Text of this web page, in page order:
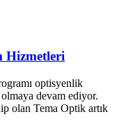
Hizmetleri
optisyenlik
devam ediyor.
olan Tema Optik artık